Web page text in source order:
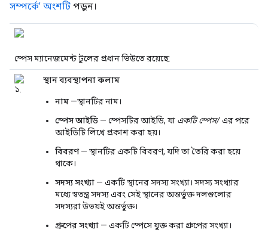
সম্পর্কে’ অংশটি পড়ুন।
স্পেস ম্যানেজমেন্ট টুলের প্রধান ভিউতে রয়েছে:
স্থান ব্যবস্থাপনা কলাম
নাম —স্থানটির নাম।
স্পেস আইডি — স্পেসটির আইডি, যা একটি স্পেস/এর পরে
আইডিটি লিখে প্রকাশ করা হয়।
বিবরণ— স্থানটির একটি বিবরণ, যদি তা তৈরি করা হয়ে
থাকে।
সদস্য সংখ্যা — একটি স্থানের সদস্য সংখ্যা। সদস্য সংখ্যার
মধ্যে স্বতন্ত্র সদস্য এবং সেই স্থানের অন্তর্ভুক্ত দলগুলোর
সদস্যরা উভয়ই অন্তর্ভুক্ত।
গ্রুপের সংখ্যা — একটি স্পেসে যুক্ত করা গ্রুপের সংখ্যা।